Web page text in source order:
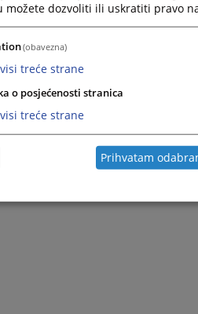
možete dozvoliti ili uskratiti pravo
(obavezna)
treće strane
o posjećenosti stranica
treće strane
Prihvatam